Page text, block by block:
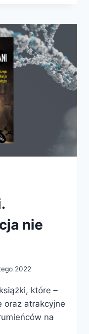
nie
2022
które –
oraz atrakcyjne
na